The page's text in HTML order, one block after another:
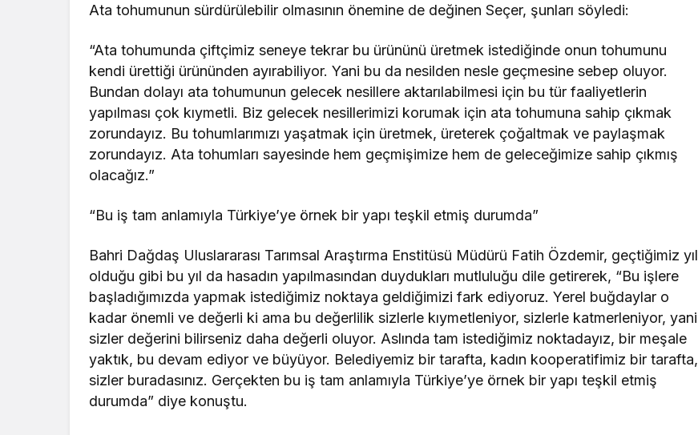
Ata tohumunun sürdürülebilir olmasının önemine de değinen Seçer, şunları söyledi:
“Ata tohumunda çiftçimiz seneye tekrar bu ürününü üretmek istediğinde onun tohumunu
kendi ürettiği ürününden ayırabiliyor. Yani bu da nesilden nesle geçmesine sebep oluyor.
Bundan dolayı ata tohumunun gelecek nesillere aktarılabilmesi için bu tür faaliyetlerin
yapılması çok kıymetli. Biz gelecek nesillerimizi korumak için ata tohumuna sahip çıkmak
zorundayız. Bu tohumlarımızı yaşatmak için üretmek, üreterek çoğaltmak ve paylaşmak
zorundayız. Ata tohumları sayesinde hem geçmişimize hem de geleceğimize sahip çıkmış
olacağız.”
“Bu iş tam anlamıyla Türkiye’ye örnek bir yapı teşkil etmiş durumda”
Bahri Dağdaş Uluslararası Tarımsal Araştırma Enstitüsü Müdürü Fatih Özdemir, geçtiğimiz yıl
olduğu gibi bu yıl da hasadın yapılmasından duydukları mutluluğu dile getirerek, “Bu işlere
başladığımızda yapmak istediğimiz noktaya geldiğimizi fark ediyoruz. Yerel buğdaylar o
kadar önemli ve değerli ki ama bu değerlilik sizlerle kıymetleniyor, sizlerle katmerleniyor, yani
sizler değerini bilirseniz daha değerli oluyor. Aslında tam istediğimiz noktadayız, bir meşale
yaktık, bu devam ediyor ve büyüyor. Belediyemiz bir tarafta, kadın kooperatifimiz bir tarafta,
sizler buradasınız. Gerçekten bu iş tam anlamıyla Türkiye’ye örnek bir yapı teşkil etmiş
durumda” diye konuştu.